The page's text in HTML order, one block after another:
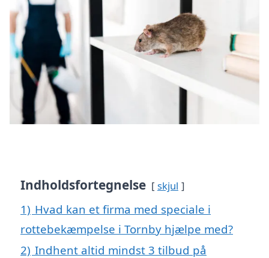
Indholdsfortegnelse skjul
1) Hvad kan et firma med speciale i
rottebekæmpelse i Tornby hjælpe med?
2) Indhent altid mindst 3 tilbud på